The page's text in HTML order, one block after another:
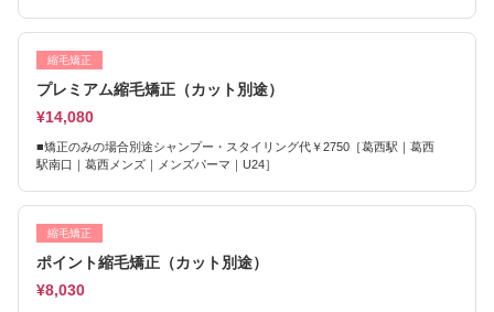
縮毛矯正
プレミアム縮毛矯正（カット別途）
¥14,080
■矯正のみの場合別途シャンプー・スタイリング代￥2750［葛西駅｜葛西
駅南口｜葛西メンズ｜メンズパーマ｜U24］
縮毛矯正
ポイント縮毛矯正（カット別途）
¥8,030